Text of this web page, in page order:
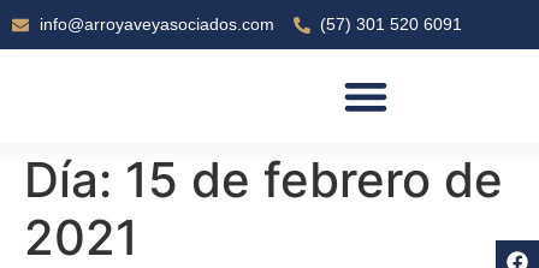
info@arroyaveyasociados.com (57) 301 520 6091
Día: 15 de febrero de
2021